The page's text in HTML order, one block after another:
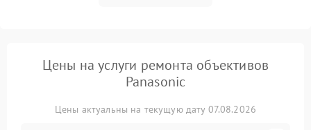
Цены на услуги ремонта объективов
Panasonic
Цены актуальны на текущую дату 07.08.2026